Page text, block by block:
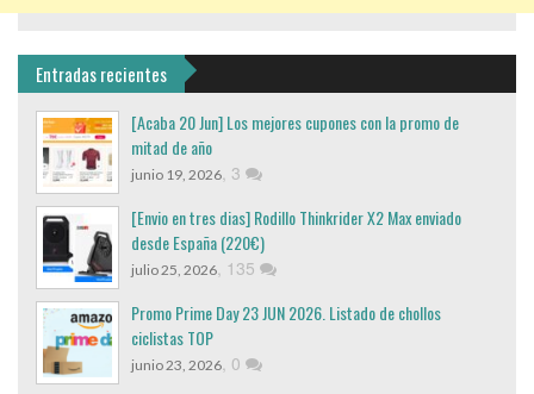
Entradas recientes
[Acaba 20 Jun] Los mejores cupones con la promo de
mitad de año
junio 19, 2026, 3
[Envio en tres dias] Rodillo Thinkrider X2 Max enviado
desde España (220€)
julio 25, 2026, 135
Promo Prime Day 23 JUN 2026. Listado de chollos
ciclistas TOP
junio 23, 2026, 0